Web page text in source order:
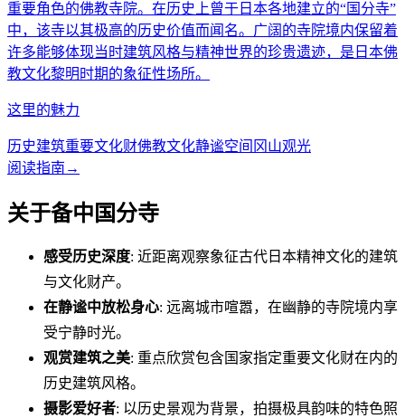
重要角色的佛教寺院。在历史上曾于日本各地建立的“国分寺”
中，该寺以其极高的历史价值而闻名。广阔的寺院境内保留着
许多能够体现当时建筑风格与精神世界的珍贵遗迹，是日本佛
教文化黎明时期的象征性场所。
这里的魅力
历史建筑重要文化财佛教文化静谧空间 冈山观光
阅读指南 →
关于备中国分寺
感受历史深度: 近距离观察象征古代日本精神文化的建筑
与文化财产。
在静谧中放松身心: 远离城市喧嚣，在幽静的寺院境内享
受宁静时光。
观赏建筑之美: 重点欣赏包含国家指定重要文化财在内的
历史建筑风格。
摄影爱好者: 以历史景观为背景，拍摄极具韵味的特色照